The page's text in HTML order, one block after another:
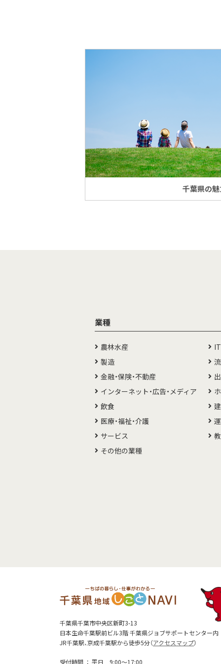
千葉県の
業種
農林水産
製造
金融・保険・不動産
インターネット・広告・メディア
飲食
医療・福祉・介護
サービス
その他の業種
千葉県千葉市中央区新町3-13
日本生命千葉駅前ビル3階 千葉県ジョブサポートセンター内
JR千葉駅、京成千葉駅から徒歩5分（アクセスマップ）
受付時間 平日 9:00～17:00